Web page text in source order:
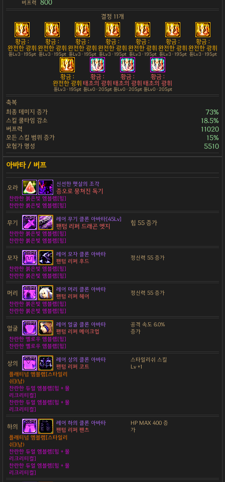
버프력 800
결정 11개
황금 :
완전한 광휘
튠Lv3 · 195pt
황금 :
완전한 광휘
튠Lv3 · 195pt
황금 :
완전한 광휘
튠Lv3 · 195pt
황금 :
완전한 광휘
튠Lv3 · 195pt
황금 :
완전한 광휘
튠Lv3 · 195pt
황금 :
완전한 광휘
튠Lv3 · 195pt
황금 :
완전한 광휘
튠Lv3 · 195pt
황금 :
완전한 광휘
튠Lv3 · 195pt
황금 :
태초의 광휘
튠Lv0 · 205pt
황금 :
태초의 광휘
튠Lv0 · 205pt
황금 :
태초의 광휘
튠Lv0 · 205pt
축복
최종 데미지 증가
73%
스킬 쿨타임 감소 18.5%
버프력 11020
모든 스킬 범위 증가 15%
모험가 명성 5510
오라 신선한 햇살의 조각
증오로 뭉쳐진 독기
찬란한 붉은빛 엠블렘[힘]
찬란한 붉은빛 엠블렘[힘]
무기 레어 무기 클론 아바타[45Lv]
팬텀 리퍼 드래곤 엣지 힘 55 증가
찬란한 붉은빛 엠블렘[힘]
찬란한 붉은빛 엠블렘[힘]
모자
레어 모자 클론 아바타
팬텀 리퍼 후드
정신력 55 증가
찬란한 붉은빛 엠블렘[힘]
찬란한 붉은빛 엠블렘[힘]
머리
레어 머리 클론 아바타
팬텀 리퍼 헤어
정신력 55 증가
찬란한 붉은빛 엠블렘[힘]
찬란한 붉은빛 엠블렘[힘]
얼굴
레어 얼굴 클론 아바타
팬텀 리퍼 메이크업
공격 속도 6.0%
증가
찬란한 옐로우 엠블렘[힘]
찬란한 옐로우 엠블렘[힘]
상의
레어 상의 클론 아바타
팬텀 리퍼 코트
스타일리쉬 스킬
Lv +1
플래티넘 엠블렘[스타일리
쉬](남)
찬란한 듀얼 엠블렘[힘 + 물
리크리티컬]
찬란한 듀얼 엠블렘[힘 + 물
리크리티컬]
하의
레어 하의 클론 아바타
팬텀 리퍼 팬츠
HP MAX 400 증
가
플래티넘 엠블렘[스타일리
쉬](남)
찬란한 듀얼 엠블렘[힘 + 물
리크리티컬]
찬란한 듀얼 엠블렘[힘 + 물
리크리티컬]